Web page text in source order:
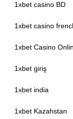
1xbet casino BD
1xbet casino
1xbet Casino
1xbet giriş
1xbet india
1xbet Kazahstan